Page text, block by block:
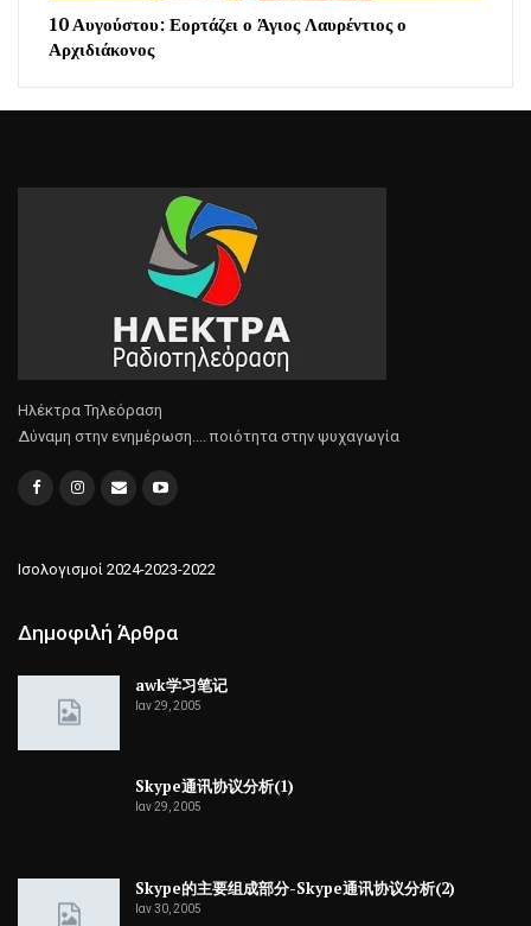
10 Αυγούστου: Εορτάζει ο Άγιος Λαυρέντιος ο
Αρχιδιάκονος
Ηλέκτρα Τηλεόραση
Δύναμη στην ενημέρωση.... ποιότητα στην ψυχαγωγία
Ισολογισμοί 2024-2023-2022
Δημοφιλή Άρθρα
awk学习笔记
Ιαν 29, 2005
Skype通讯协议分析(1)
Ιαν 29, 2005
Skype的主要组成部分-Skype通讯协议分析(2)
Ιαν 30, 2005